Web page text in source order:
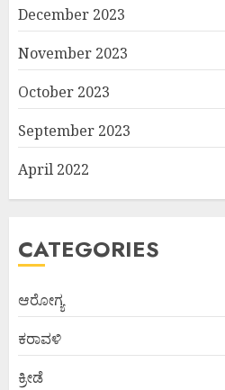
December 2023
November 2023
October 2023
September 2023
April 2022
CATEGORIES
ಆರೋಗ್ಯ
ಕರಾವಳಿ
ಕ್ರೀಡೆ